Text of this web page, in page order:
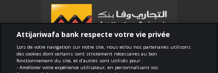
Conformité
Attijariwafa bank respecte votre vie privée
Lors de votre navigation sur notre site, nous et/ou nos partenaires utilisons
des cookies dont certains sont strictement nécessaires au bon
fonctionnement du site, et d'autres sont utilisés pour :
- Améliorer votre expérience utilisateur, en personnalisant vos